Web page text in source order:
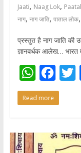
Jaati, Naag Lok,
नाग, नाग जाति, पाताल लोक,
प्रस्तुत है नाग जाति की
ज्ञानवर्धक आलेख… भारत
W
h
at
A
F
ac
e
o
Read more